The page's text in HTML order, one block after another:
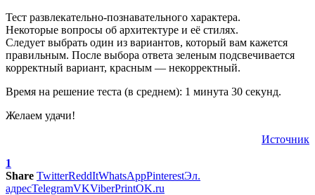
Тест развлекательно-познавательного характера.
Некоторые вопросы об архитектуре и её стилях.
Следует выбрать один из вариантов, который вам кажется
правильным. После выбора ответа зеленым подсвечивается
корректный вариант, красным — некорректный.
Время на решение теста (в среднем): 1 минута 30 секунд.
Желаем удачи!
Источник
1
Share TwitterReddItWhatsAppPinterestЭл.
адресTelegramVKViberPrintOK.ru